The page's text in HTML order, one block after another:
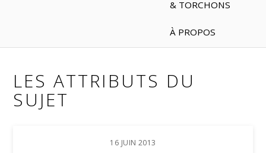
& TORCHONS
À PROPOS
LES ATTRIBUTS DU
SUJET
16 JUIN 2013